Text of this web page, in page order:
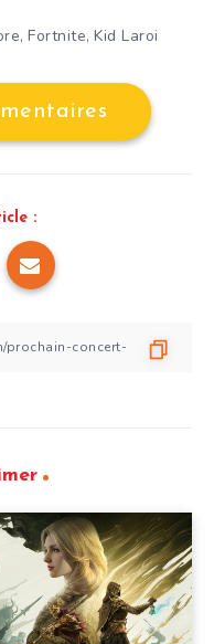
,Fortnite,Kid Laroi
: